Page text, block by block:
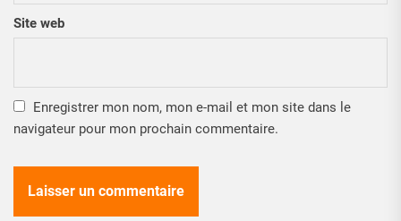
Site web
Enregistrer mon nom, mon e-mail et mon site dans le
navigateur pour mon prochain commentaire.